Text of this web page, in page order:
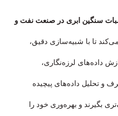
سنگین ابری در صنعت نفت و
تا با شبیه‌سازی دقیق،
داده‌های لرزه‌نگاری،
و تحلیل داده‌های پیچیده
بگیرند و بهره‌وری خود را